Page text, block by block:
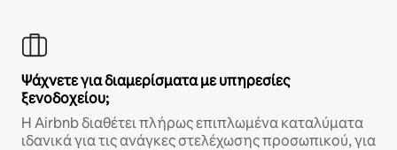
Ψάχνετε για διαμερίσματα με υπηρεσίες
ξενοδοχείου;
Η Airbnb διαθέτει πλήρως επιπλωμένα καταλύματα
ιδανικά για τις ανάγκες στελέχωσης προσωπικού, για